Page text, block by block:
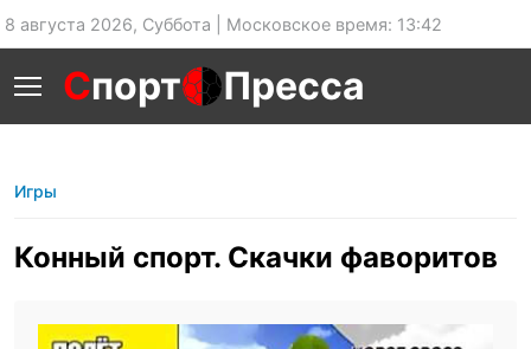
8 августа 2026, Суббота | Московское время: 13:42
Спорт Пресса
Игры
Конный спорт. Скачки фаворитов